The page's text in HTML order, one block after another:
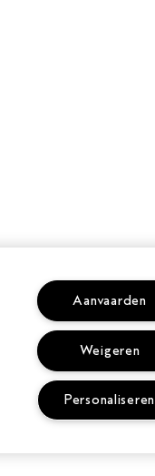
Aanvaarden
Weigeren
Personaliseren